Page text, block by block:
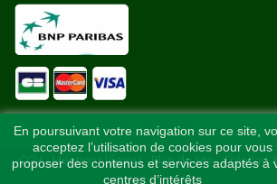
En poursuivant votre navigation sur ce site,
acceptez l’utilisation de cookies pour vous
proposer des contenus et services adaptés à
centres d’intérêts
CGV-Mentions légales-Plan du site -Création
Référencement - © 2021